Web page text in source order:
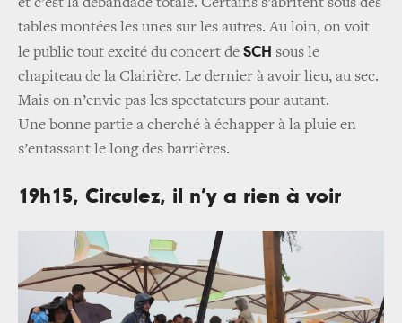
et c’est la débandade totale. Certains s’abritent sous des
tables montées les unes sur les autres. Au loin, on voit
le public tout excité du concert de SCH sous le
chapiteau de la Clairière. Le dernier à avoir lieu, au sec.
Mais on n’envie pas les spectateurs pour autant.
Une bonne partie a cherché à échapper à la pluie en
s’entassant le long des barrières.
19h15, Circulez, il n’y a rien à voir